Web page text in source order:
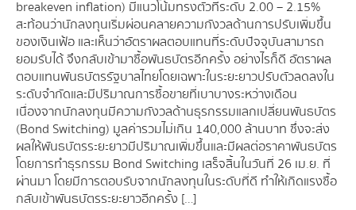
breakeven inflation) มีแนวโน้มทรงตัวที่ระดับ 2.00 – 2.15%
สะท้อนว่านักลงทุนเริ่มผ่อนคลายความกังวลด้านการปรับเพิ่มขึ้น
ของเงินเฟ้อ และเห็นว่าอัตราผลตอบแทนที่ระดับปัจจุบันสามารถ
ยอมรับได้ จึงกลับเข้ามาซื้อพันธบัตรอีกครั้ง อย่างไรก็ดี อัตราผล
ตอบแทนพันธบัตรรัฐบาลไทยโดยเฉพาะในระยะยาวปรับตัวลดลงใน
ระดับจำกัดและมีปริมาณการซื้อขายที่เบาบางระหว่างเดือน
เนื่องจากนักลงทุนมีความกังวลด้านธุรกรรมแลกเปลี่ยนพันธบัตร
(Bond Switching) มูลค่ารวมไม่เกิน 140,000 ล้านบาท ซึ่งจะส่ง
ผลให้พันธบัตรระยะยาวมีปริมาณเพิ่มขึ้นและมีผลต่อราคาพันธบัตร
โดยการทำธุรกรรม Bond Switching เสร็จสิ้นในวันที่ 26 เม.ย. ที่
ผ่านมา โดยมีการตอบรับจากนักลงทุนในระดับที่ดี ทำให้เกิดแรงซื้อ
กลับเข้าพันธบัตรระยะยาวอีกครั้ง […]